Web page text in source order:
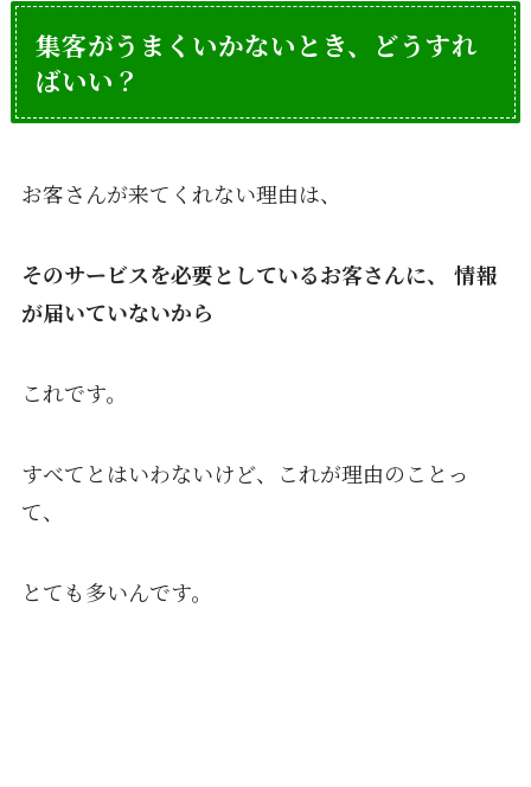
集客がうまくいかないとき、どうすれ
ばいい？
お客さんが来てくれない理由は、
そのサービスを必要としているお客さんに、
情報
が届いていないから
これです。
すべてとはいわないけど、これが理由のことっ
て、
とても多いんです。